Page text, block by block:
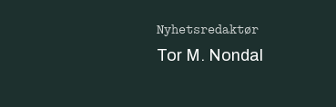
Nyhetsredaktør
Tor M. Nondal